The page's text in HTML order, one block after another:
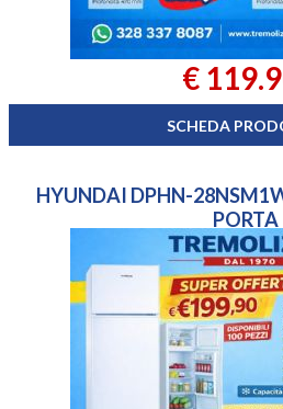
€
SCHEDA
HYUNDAI DPHN-
PORTA